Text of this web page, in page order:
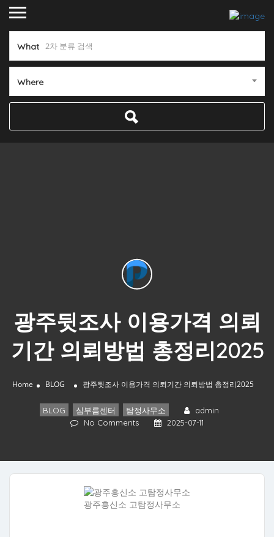
What
Where
광주뒷조사 이용가격 의뢰
기간 의뢰방법 총정리2025
Home BLOG 광주뒷조사 이용가격 의뢰기간 의뢰방법 총정리2025
BLOG 심부름센터 탐정사무소
admin
No Comments
2025-07-11
광주흥신소 고탐정사무소